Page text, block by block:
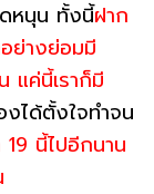
หนุน ทั้งนี้ฝาก
ย่างย่อมมี
แค่นี้เราก็มี
งได้ตั้งใจทำจน
19 นี้ไปอีกนาน
น